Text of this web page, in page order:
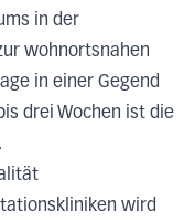
in der
wohnortsnahen
in einer Gegend
drei Wochen ist die
wird